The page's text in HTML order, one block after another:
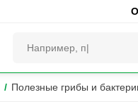
/ Полезные грибы и